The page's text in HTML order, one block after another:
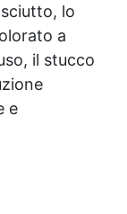
lo
a
il stucco
e